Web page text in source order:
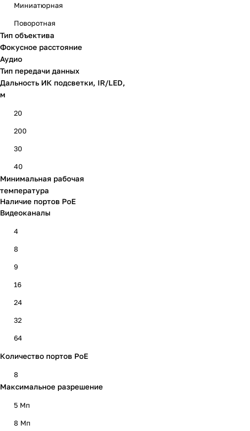
Миниатюрная
Поворотная
Тип объектива
Фокусное расстояние
Аудио
Тип передачи данных
Дальность ИК подсветки, IR/LED,
м
20
200
30
40
Минимальная рабочая
температура
Наличие портов PoE
Видеоканалы
4
8
9
16
24
32
64
128
256
Количество портов PoE
8
Максимальное разрешение
5 Мп
8 Мп